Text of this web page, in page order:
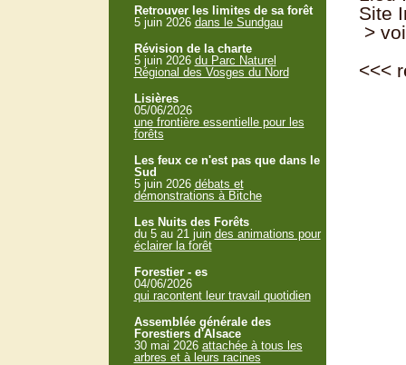
Site
>
<<<
Retrouver les limites de sa forêt
5 juin 2026 dans le Sundgau
Révision de la charte
5 juin 2026 du Parc Naturel
Régional des Vosges du Nord
Lisières
05/06/2026
une frontière essentielle pour les
forêts
Les feux ce n'est pas que dans le
Sud
5 juin 2026 débats et
démonstrations à Bitche
Les Nuits des Forêts
du 5 au 21 juin des animations pour
éclairer la forêt
Forestier - es
04/06/2026
qui racontent leur travail quotidien
Assemblée générale des
Forestiers d'Alsace
30 mai 2026 attachée à tous les
arbres et à leurs racines